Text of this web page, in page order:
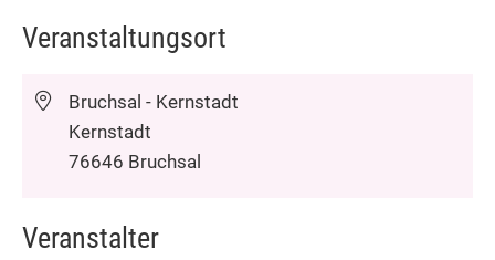
Veranstaltungsort
Bruchsal - Kernstadt
Kernstadt
76646 Bruchsal
Veranstalter